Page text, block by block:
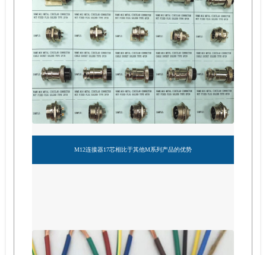
M12连接器17芯相比于其他M系列产品的优势